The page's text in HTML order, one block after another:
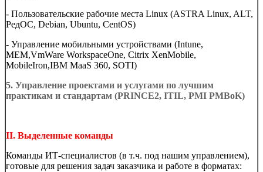
- Пользовательские рабочие места Linux (ASTRA Linux, ALT,
РедОС, Debian, Ubuntu, CentOS)
- Управление мобильными устройствами (Intune,
MEM,VmWare WorkspaceOne, Citrix XenMobile,
MobileIron,IBM MaaS 360, SOTI)
5. Управление проектами и услугами по лучшим
практикам и стандартам (PRINCE2, ITIL, PMI PMBoK)
II. Выделенные команды
Команды ИТ-специалистов (в т.ч. под нашим управлением),
готовые для решения задач заказчика и работе в форматах: